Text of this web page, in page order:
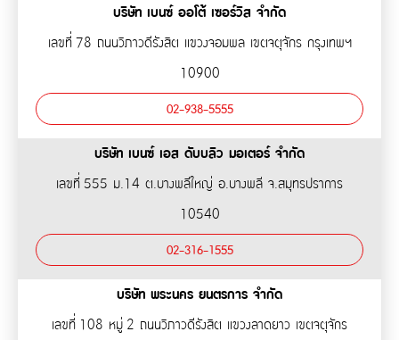
บริษัท เบนซ์ ออโต้ เซอร์วิส จำกัด
เลขที่ 78 ถนนวิภาวดีรังสิต แขวงจอมพล เขตจตุจักร กรุงเทพฯ
10900
02-938-5555
บริษัท เบนซ์ เอส ดับบลิว มอเตอร์ จำกัด
เลขที่ 555 ม.14 ต.บางพลีใหญ่ อ.บางพลี จ.สมุทรปราการ
10540
02-316-1555
บริษัท พระนคร ยนตรการ จำกัด
เลขที่ 108 หมู่ 2 ถนนวิภาวดีรังสิต แขวงลาดยาว เขตจตุจักร